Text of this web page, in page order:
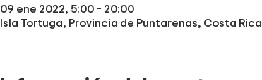
09 ene 2022, 5:00 – 20:00
Isla Tortuga, Provincia de Puntarenas, Costa Rica